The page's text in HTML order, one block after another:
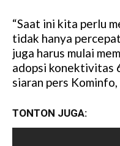
“Saat ini kita perlu
tidak hanya
juga harus mulai
adopsi konektivitas
siaran pers
TONTON JUGA: